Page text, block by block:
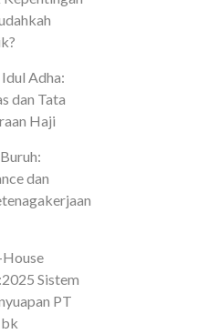
Adha:
dan Tata
Haji
dan
Sistem
PT